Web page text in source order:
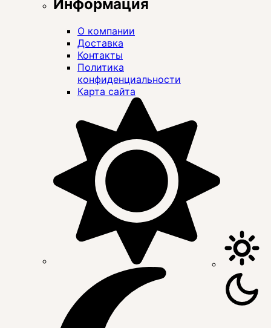
Информация
О компании
Доставка
Контакты
Политика
конфиденциальности
Карта сайта